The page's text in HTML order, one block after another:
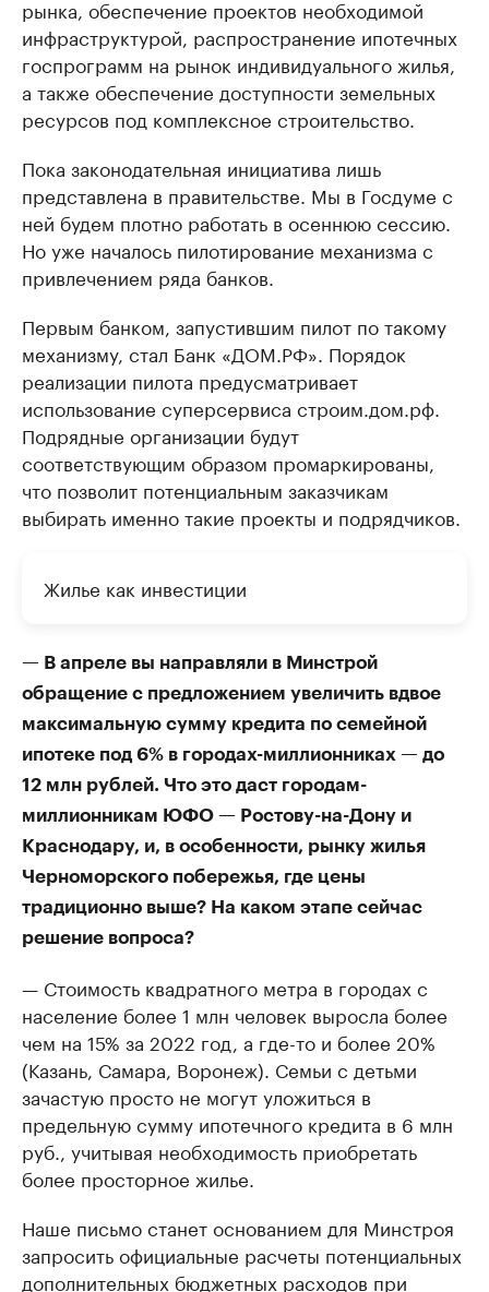
рынка, обеспечение проектов необходимой
инфраструктурой, распространение ипотечных
госпрограмм на рынок индивидуального жилья,
а также обеспечение доступности земельных
ресурсов под комплексное строительство.
Пока законодательная инициатива лишь
представлена в правительстве. Мы в Госдуме с
ней будем плотно работать в осеннюю сессию.
Но уже началось пилотирование механизма с
привлечением ряда банков.
Первым банком, запустившим пилот по такому
механизму, стал Банк «ДОМ.РФ». Порядок
реализации пилота предусматривает
использование суперсервиса строим.дом.рф.
Подрядные организации будут
соответствующим образом промаркированы,
что позволит потенциальным заказчикам
выбирать именно такие проекты и подрядчиков.
Жилье как инвестиции
— В апреле вы направляли в Минстрой
обращение с предложением увеличить вдвое
максимальную сумму кредита по семейной
ипотеке под 6% в городах-миллионниках — до
12 млн рублей. Что это даст городам-
миллионникам ЮФО — Ростову-на-Дону и
Краснодару, и, в особенности, рынку жилья
Черноморского побережья, где цены
традиционно выше? На каком этапе сейчас
решение вопроса?
— Стоимость квадратного метра в городах с
население более 1 млн человек выросла более
чем на 15% за 2022 год, а где-то и более 20%
(Казань, Самара, Воронеж). Семьи с детьми
зачастую просто не могут уложиться в
предельную сумму ипотечного кредита в 6 млн
руб., учитывая необходимость приобретать
более просторное жилье.
Наше письмо станет основанием для Минстроя
запросить официальные расчеты потенциальных
дополнительных бюджетных расходов при